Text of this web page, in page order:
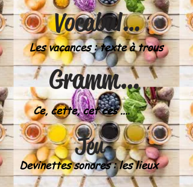
Vocabulaire
Grammaire
Ce, cette, cet ces ....
Les vacances : texte à trous
Jeu
Devinettes sonores : les lieux